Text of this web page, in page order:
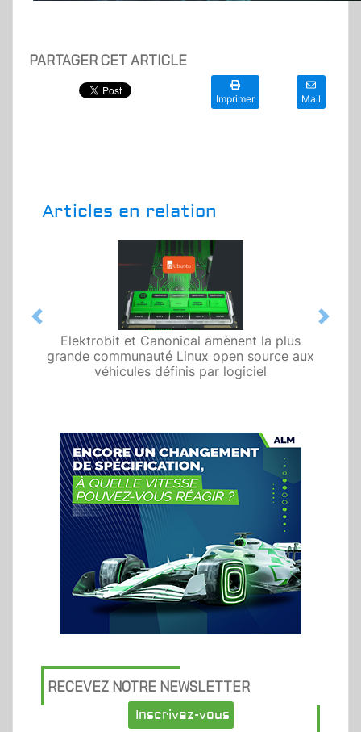
PARTAGER CET ARTICLE
Imprimer Mail
Articles en relation
Elektrobit et Canonical amènent la plus
grande communauté Linux open source aux
véhicules définis par logiciel
Previous Next
RECEVEZ NOTRE NEWSLETTER
Inscrivez-vous